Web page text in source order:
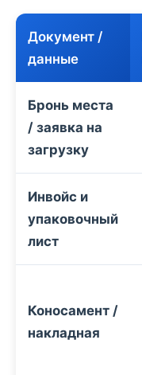
Документ /
данные
Бронь места
/ заявка на
загрузку
Инвойс и
упаковочный
лист
Коносамент /
накладная